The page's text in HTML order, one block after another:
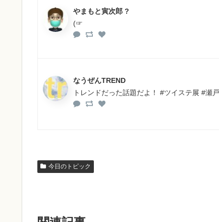
やまもと寅次郎 ?
(☞
なうぜんTREND
トレンドだった話題だよ！ #ツイステ展 #瀬
今日のトピック